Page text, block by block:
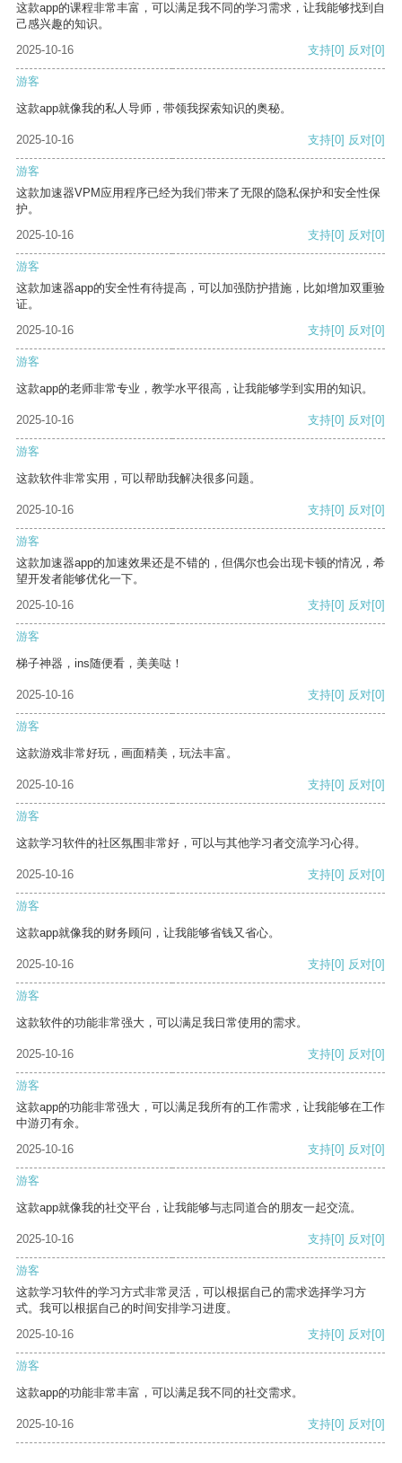
这款app的课程非常丰富，可以满足我不同的学习需求，让我能够找到自
己感兴趣的知识。
2025-10-16
支持[0] 反对[0]
游客
这款app就像我的私人导师，带领我探索知识的奥秘。
2025-10-16 支持[0] 反对[0]
游客
这款加速器VPM应用程序已经为我们带来了无限的隐私保护和安全性保
护。
2025-10-16
支持[0] 反对[0]
游客
这款加速器app的安全性有待提高，可以加强防护措施，比如增加双重验
证。
2025-10-16
支持[0] 反对[0]
游客
这款app的老师非常专业，教学水平很高，让我能够学到实用的知识。
2025-10-16 支持[0] 反对[0]
游客
这款软件非常实用，可以帮助我解决很多问题。
2025-10-16 支持[0] 反对[0]
游客
这款加速器app的加速效果还是不错的，但偶尔也会出现卡顿的情况，希
望开发者能够优化一下。
2025-10-16
支持[0] 反对[0]
游客
梯子神器，ins随便看，美美哒！
2025-10-16 支持[0] 反对[0]
游客
这款游戏非常好玩，画面精美，玩法丰富。
2025-10-16 支持[0] 反对[0]
游客
这款学习软件的社区氛围非常好，可以与其他学习者交流学习心得。
2025-10-16 支持[0] 反对[0]
游客
这款app就像我的财务顾问，让我能够省钱又省心。
2025-10-16 支持[0] 反对[0]
游客
这款软件的功能非常强大，可以满足我日常使用的需求。
2025-10-16 支持[0] 反对[0]
游客
这款app的功能非常强大，可以满足我所有的工作需求，让我能够在工作
中游刃有余。
2025-10-16
支持[0] 反对[0]
游客
这款app就像我的社交平台，让我能够与志同道合的朋友一起交流。
2025-10-16 支持[0] 反对[0]
游客
这款学习软件的学习方式非常灵活，可以根据自己的需求选择学习方
式。我可以根据自己的时间安排学习进度。
2025-10-16
支持[0] 反对[0]
游客
这款app的功能非常丰富，可以满足我不同的社交需求。
2025-10-16 支持[0] 反对[0]